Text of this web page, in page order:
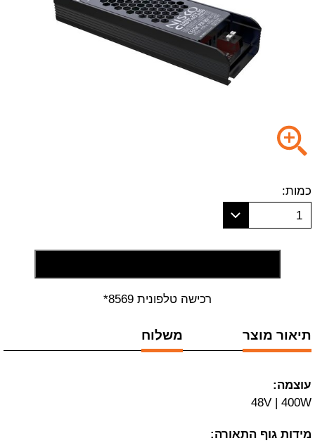
כמות:
1
רכישה טלפונית 8569*
תיאור מוצר משלוח
עוצמה:
48V | 400W
מידות גוף התאורה: